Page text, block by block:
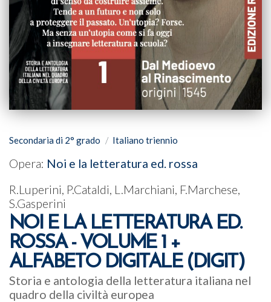
Secondaria di 2° grado Italiano triennio
Opera: Noi e la letteratura ed. rossa
R.Luperini, P.Cataldi, L.Marchiani, F.Marchese,
S.Gasperini
NOI E LA LETTERATURA ED.
ROSSA - VOLUME 1 +
ALFABETO DIGITALE (DIGIT)
Storia e antologia della letteratura italiana nel
quadro della civiltà europea